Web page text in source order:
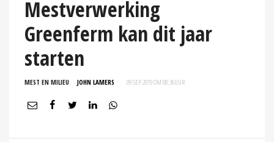
Mestverwerking
Greenferm kan dit jaar
starten
MEST EN MILIEU JOHN LAMERS 09 SEP 2019 OM 08:36UUR